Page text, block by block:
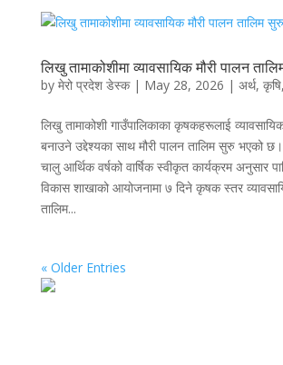
लिखु तामाकोशीमा व्यावसायिक मौरी पालन
by मेरो प्रदेश डेस्क| May 28, 2026 | अर्थ, कृषि,
लिखु तामाकोशी गाउँपालिकाका कृषकहरूलाई
बनाउने उद्देश्यका साथ मौरी पालन तालिम सुरु भएको छ।
चालु आर्थिक वर्षको वार्षिक स्वीकृत कार्यक्रम अनुसार
विकास शाखाको आयोजनामा ७ दिने कृषक स्तर
तालिम...
« Older Entries